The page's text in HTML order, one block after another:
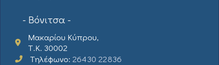
- Βόνιτσα -
Μακαρίου Κύπρου,
Τ.Κ. 30002
Τηλέφωνο: 26430 22836